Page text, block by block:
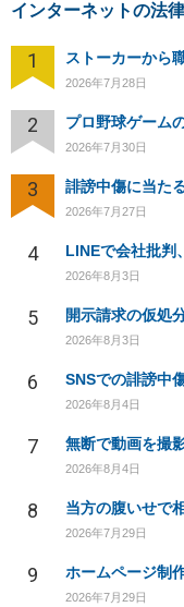
インターネットの法
1 ストーカーから
2026年7月28日
2 プロ野球ゲーム
2026年7月30日
3
2026年7月27日
4 LINEで会社批判
2026年8月3日
5
2026年8月3日
6 SNSでの誹謗中
2026年8月4日
7
2026年8月4日
8
2026年7月29日
9
2026年7月29日